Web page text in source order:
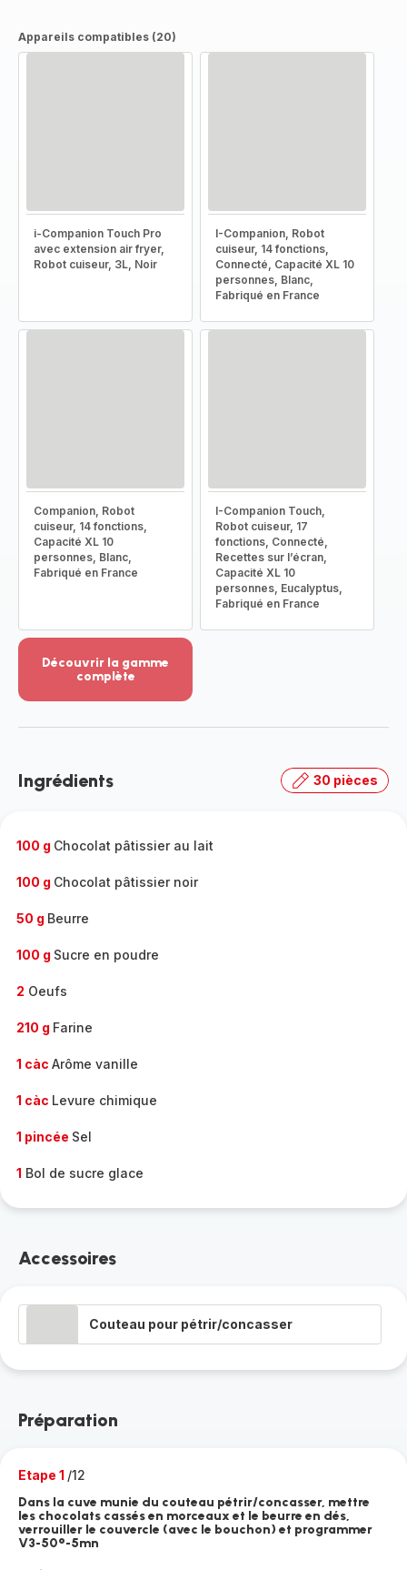
Appareils compatibles (20)
i-Companion Touch Pro
avec extension air fryer,
Robot cuiseur, 3L, Noir
I-Companion, Robot
cuiseur, 14 fonctions,
Connecté, Capacité XL 10
personnes, Blanc,
Fabriqué en France
Companion, Robot
cuiseur, 14 fonctions,
Capacité XL 10
personnes, Blanc,
Fabriqué en France
I-Companion Touch,
Robot cuiseur, 17
fonctions, Connecté,
Recettes sur l’écran,
Capacité XL 10
personnes, Eucalyptus,
Fabriqué en France
Découvrir la gamme
complète
-
gamme
Ingrédients 30 pièces
100 g Chocolat pâtissier au lait
100 g Chocolat pâtissier noir
50 g Beurre
100 g Sucre en poudre
2 Oeufs
210 g Farine
1 càc Arôme vanille
1 càc Levure chimique
1 pincée Sel
1 Bol de sucre glace
Accessoires
Couteau pour pétrir/concasser
Préparation
Etape 1 /12
Dans la cuve munie du couteau pétrir/concasser, mettre
les chocolats cassés en morceaux et le beurre en dés,
verrouiller le couvercle (avec le bouchon) et programmer
V3-50°-5mn